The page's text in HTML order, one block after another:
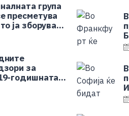
група
пресметува
ја зборуваат
за
годишната